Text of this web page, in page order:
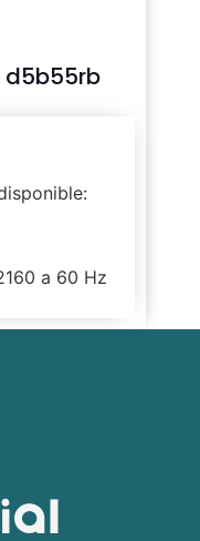
a 60 Hz